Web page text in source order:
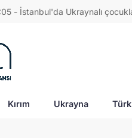
- İstanbul'da Ukraynalı
TND
16,2489
28,0626
Kırım Ukrayna Türk